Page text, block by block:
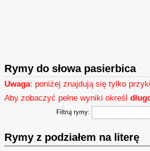
Rymy do słowa pasierbica
Uwaga: poniżej znajdują się tylko
Aby zobaczyć pełne wyniki określ
Filtruj rymy:
Rymy z podziałem na literę